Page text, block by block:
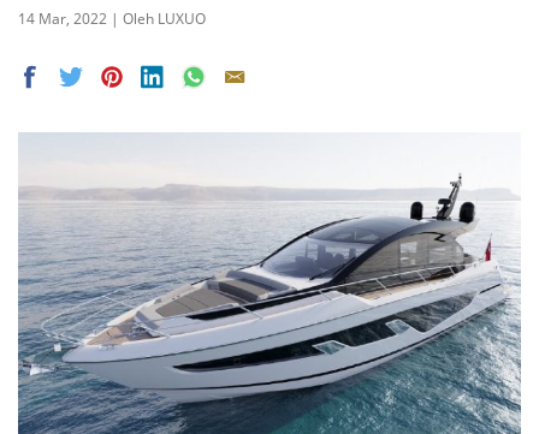
14 Mar, 2022 | Oleh LUXUO